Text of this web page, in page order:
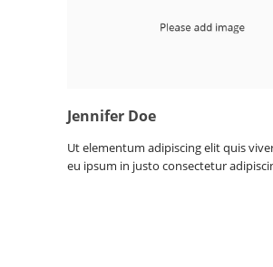
Jennifer Doe
Ut elementum adipiscing elit quis
eu ipsum in justo consectetur